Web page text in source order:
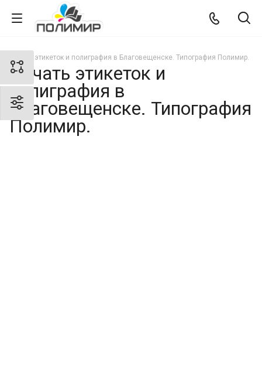
Печать этикеток и полиграфия в Благовещенске. Типография Полимир.
Печать этикеток и
полиграфия в
Благовещенске. Типография
Полимир.